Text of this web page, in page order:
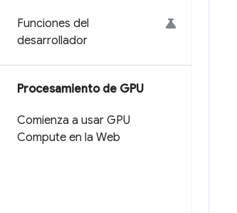
Funciones del
desarrollador
Procesamiento de GPU
Comienza a usar GPU
Compute en la Web